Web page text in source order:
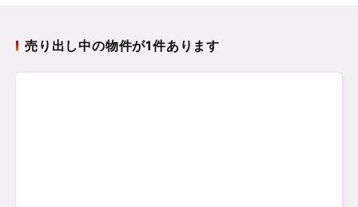
売り出し中の物件が1件あります